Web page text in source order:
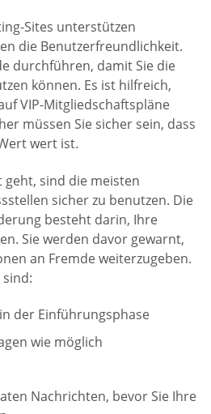
Sites unterstützen
die Benutzerfreundlichkeit.
durchführen, damit Sie die
können. Es ist hilfreich,
VIP-Mitgliedschaftspläne
müssen Sie sicher sein, dass
wert ist.
geht, sind die meisten
sicher zu benutzen. Die
besteht darin, Ihre
Sie werden davor gewarnt,
an Fremde weiterzugeben.
der Einführungsphase
wie möglich
Nachrichten, bevor Sie Ihre